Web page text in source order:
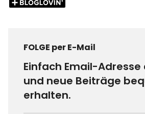
FOLGE per E-Mail
Einfach Email-
und neue Beiträge
erhalten.